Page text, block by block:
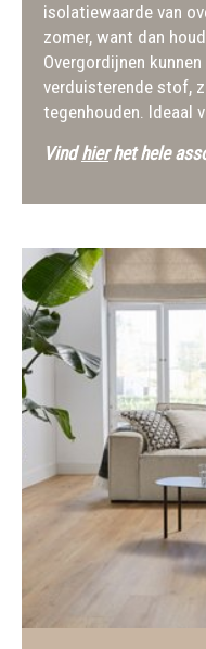
isolatiewaarde van
zomer, want dan
Overgordijnen
verduisterende stof,
tegenhouden. Ideaal
Vindhierhet hele